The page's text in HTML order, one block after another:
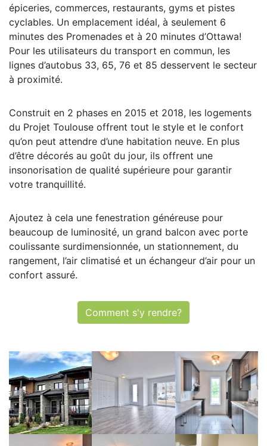
épiceries, commerces, restaurants, gyms et pistes
cyclables. Un emplacement idéal, à seulement 6
minutes des Promenades et à 20 minutes d’Ottawa!
Pour les utilisateurs du transport en commun, les
lignes d’autobus 33, 65, 76 et 85 desservent le secteur
à proximité.
Construit en 2 phases en 2015 et 2018, les logements
du Projet Toulouse offrent tout le style et le confort
qu’on peut attendre d’une habitation neuve. En plus
d’être décorés au goût du jour, ils offrent une
insonorisation de qualité supérieure pour garantir
votre tranquillité.
Ajoutez à cela une fenestration généreuse pour
beaucoup de luminosité, un grand balcon avec porte
coulissante surdimensionnée, un stationnement, du
rangement, l’air climatisé et un échangeur d’air pour un
confort assuré.
Comment s'y rendre?